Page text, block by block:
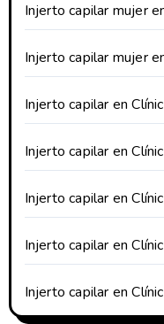
Injerto capilar mujer
Injerto capilar mujer
Injerto capilar en
Injerto capilar en
Injerto capilar en
Injerto capilar en
Injerto capilar en